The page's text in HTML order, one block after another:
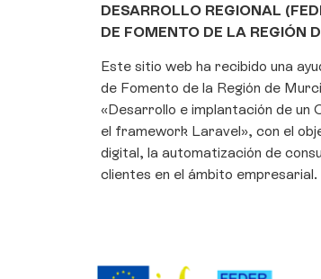
DESARROLLO REGIONAL
DE FOMENTO DE LA REGIÓN
Este sitio web ha recibido una
de Fomento de la Región de
«Desarrollo e implantación de
el framework Laravel», con el
digital, la automatización de
clientes en el ámbito empresarial.